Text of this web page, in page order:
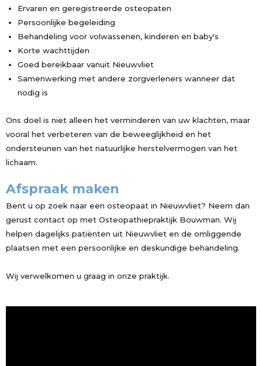
Ervaren en geregistreerde osteopaten
Persoonlijke begeleiding
Behandeling voor volwassenen, kinderen en baby's
Korte wachttijden
Goed bereikbaar vanuit Nieuwvliet
Samenwerking met andere zorgverleners wanneer dat
nodig is
Ons doel is niet alleen het verminderen van uw klachten, maar
vooral het verbeteren van de beweeglijkheid en het
ondersteunen van het natuurlijke herstelvermogen van het
lichaam.
Afspraak maken
Bent u op zoek naar een osteopaat in Nieuwvliet? Neem dan
gerust contact op met Osteopathiepraktijk Bouwman. Wij
helpen dagelijks patiënten uit Nieuwvliet en de omliggende
plaatsen met een persoonlijke en deskundige behandeling.
Wij verwelkomen u graag in onze praktijk.